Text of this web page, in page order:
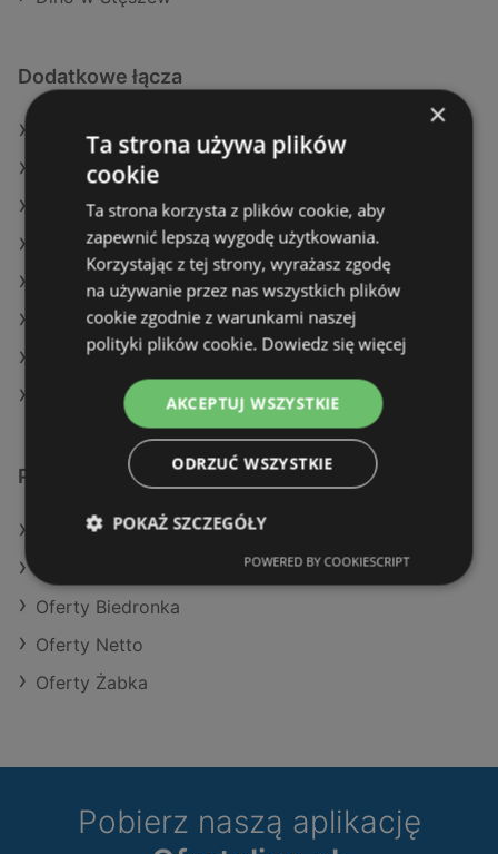
Dodatkowe łącza
Oferty Dino
Oferty Biedronka
Oferty Auchan
Aktualne gazetki Delikatesy Centrum
Aktualne gazetki Gram Market
Aktualne gazetki Carrefour
Aktualne gazetki Biedronka
Aktualne gazetki Eurocash
Podobne sklepy detaliczne
Oferty Kaufland
Oferty Biedronka
Oferty Netto
Oferty Żabka
Pobierz naszą aplikację
×
Ta strona używa plików
cookie
Ta strona korzysta z plików cookie, aby
zapewnić lepszą wygodę użytkowania.
Korzystając z tej strony, wyrażasz zgodę
na używanie przez nas wszystkich plików
cookie zgodnie z warunkami naszej
polityki plików cookie. Dowiedz się więcej
AKCEPTUJ WSZYSTKIE
ODRZUĆ WSZYSTKIE
POKAŻ SZCZEGÓŁY
POWERED BY COOKIESCRIPT